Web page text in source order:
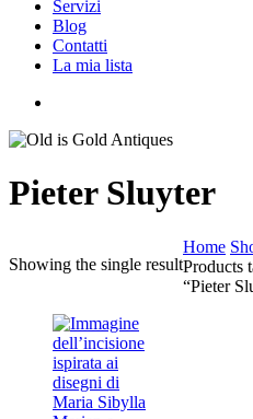
Servizi
Blog
Contatti
La mia lista
Pieter Sluyter
Showing the single result
Home
Products
“Pieter